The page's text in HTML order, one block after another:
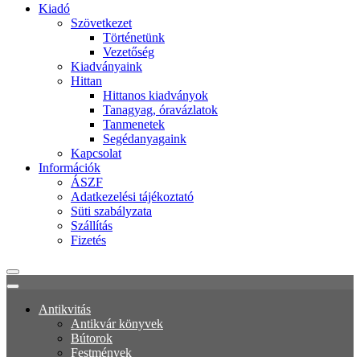
Kiadó
Szövetkezet
Történetünk
Vezetőség
Kiadványaink
Hittan
Hittanos kiadványok
Tanagyag, óravázlatok
Tanmenetek
Segédanyagaink
Kapcsolat
Információk
ÁSZF
Adatkezelési tájékoztató
Süti szabályzata
Szállítás
Fizetés
Antikvitás
Antikvár könyvek
Bútorok
Festmények